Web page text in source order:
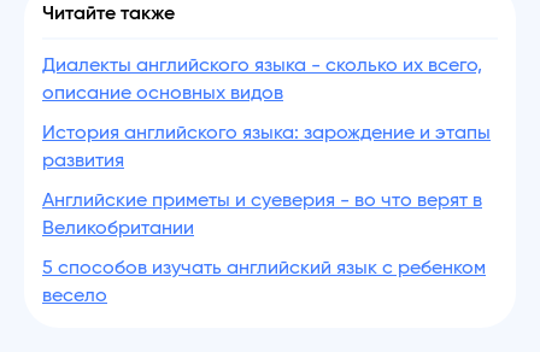
Читайте также
Диалекты английского языка - сколько их всего,
описание основных видов
История английского языка: зарождение и этапы
развития
Английские приметы и суеверия - во что верят в
Великобритании
5 способов изучать английский язык с ребенком
весело